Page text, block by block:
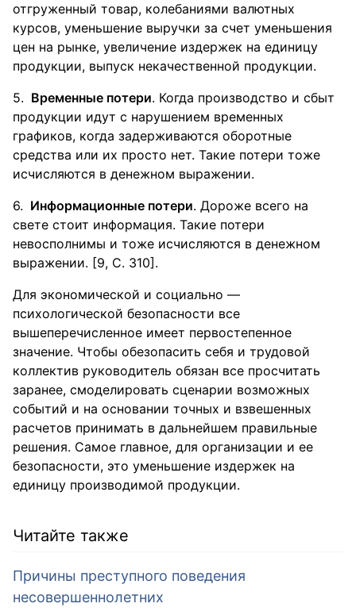
отгруженный товар, колебаниями валютных
курсов, уменьшение выручки за счет уменьшения
цен на рынке, увеличение издержек на единицу
продукции, выпуск некачественной продукции.
Временные потери. Когда производство и сбыт
продукции идут с нарушением временных
графиков, когда задерживаются оборотные
средства или их просто нет. Такие потери тоже
исчисляются в денежном выражении.
Информационные потери. Дороже всего на
свете стоит информация. Такие потери
невосполнимы и тоже исчисляются в денежном
выражении. [9, С. 310].
Для экономической и социально —
психологической безопасности все
вышеперечисленное имеет первостепенное
значение. Чтобы обезопасить себя и трудовой
коллектив руководитель обязан все просчитать
заранее, смоделировать сценарии возможных
событий и на основании точных и взвешенных
расчетов принимать в дальнейшем правильные
решения. Самое главное, для организации и ее
безопасности, это уменьшение издержек на
единицу производимой продукции.
Читайте также
Причины преступного поведения
несовершеннолетних